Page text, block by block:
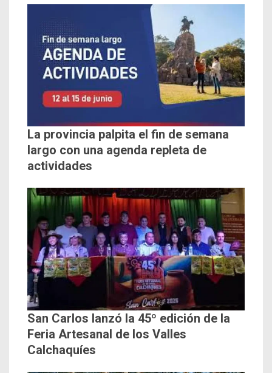
La provincia palpita el fin de semana
largo con una agenda repleta de
actividades
San Carlos lanzó la 45º edición de la
Feria Artesanal de los Valles
Calchaquíes